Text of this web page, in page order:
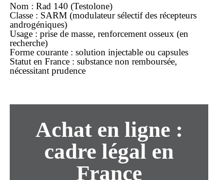
Nom : Rad 140 (Testolone)
Classe : SARM (modulateur sélectif des récepteurs
androgéniques)
Usage : prise de masse, renforcement osseux (en
recherche)
Forme courante : solution injectable ou capsules
Statut en France : substance non remboursée,
nécessitant prudence
Achat en ligne :
cadre légal en
France